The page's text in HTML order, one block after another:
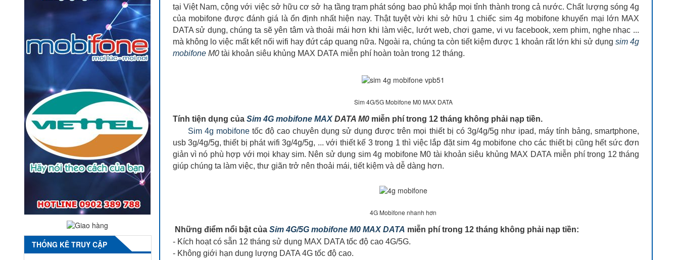
tại Việt Nam, cộng với việc sở hữu cơ sở hạ tầng trạm phát sóng bao phủ khắp mọi tỉnh thành trong cả nước. Chất lượng sóng 4g
của mobifone được đánh giá là ổn định nhất hiện nay. Thật tuyệt vời khi sở hữu 1 chiếc sim 4g mobifone khuyến mại lớn MAX
DATA sử dụng, chúng ta sẽ yên tâm và thoải mái hơn khi làm việc, lướt web, chơi game, vi vu facebook, xem phim, nghe nhạc ...
mà không lo việc mất kết nối wifi hay đứt cáp quang nữa. Ngoài ra, chúng ta còn tiết kiệm được 1 khoản rất lớn khi sử dụng sim 4g
mobifone M0tài khoản siêu khủng MAX DATA miễn phí hoàn toàn trong 12 tháng.
Sim 4G/5G Mobifone M0 MAX DATA
Tính tiện dụng của Sim 4G mobifone MAXDATA M0miễn phí trong 12 tháng không phải nạp tiền.
Sim 4g mobifonetốc độ cao chuyên dụng sử dụng được trên mọi thiết bị có 3g/4g/5g như ipad, máy tính bảng, smartphone,
usb 3g/4g/5g, thiết bị phát wifi 3g/4g/5g, ... với thiết kế 3 trong 1 thì việc lắp đặt sim 4g mobifone cho các thiết bị cũng hết sức đơn
giản vì nó phù hợp với mọi khay sim. Nên sử dụng sim 4g mobifone M0 tài khoản siêu khủng MAX DATA miễn phí trong 12 tháng
giúp chúng ta làm việc, thư giãn trở nên thoải mái, tiết kiệm và dễ dàng hơn.
4G Mobifone nhanh hơn
Những điểm nổi bật của Sim 4G/5G mobifone M0 MAX DATA miễn phí trong 12 tháng không phải nạp tiền:
- Kích hoạt có sẵn 12 tháng sử dụng MAX DATA tốc độ cao 4G/5G.
- Không giới hạn dung lượng DATA 4G tốc độ cao.
THỐNG KÊ TRUY CẬP